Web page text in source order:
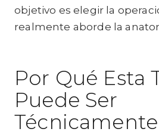
objetivo es elegir la
realmente aborde la
Por Qué Esta
Puede Ser